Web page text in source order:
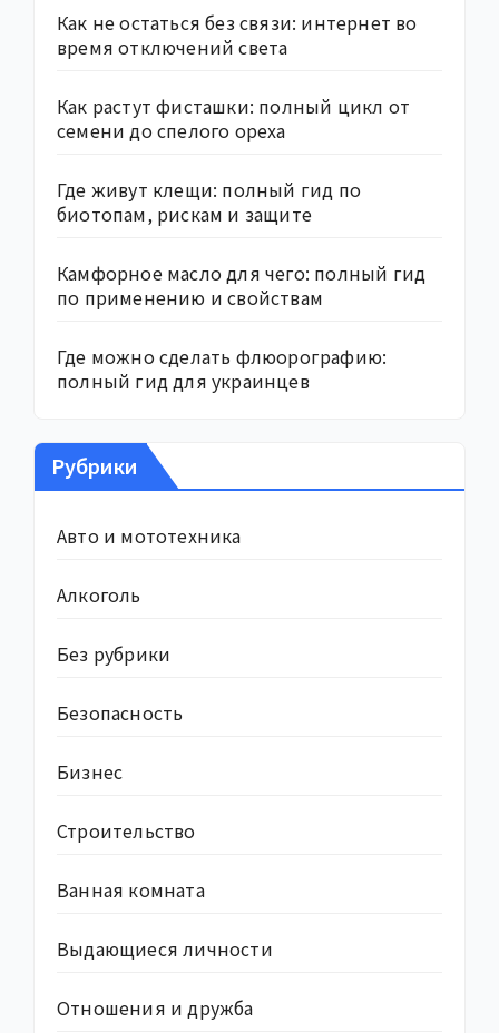
Как не остаться без связи: интернет во
время отключений света
Как растут фисташки: полный цикл от
семени до спелого ореха
Где живут клещи: полный гид по
биотопам, рискам и защите
Камфорное масло для чего: полный гид
по применению и свойствам
Где можно сделать флюорографию:
полный гид для украинцев
Рубрики
Авто и мототехника
Алкоголь
Без рубрики
Безопасность
Бизнес
Строительство
Ванная комната
Выдающиеся личности
Отношения и дружба